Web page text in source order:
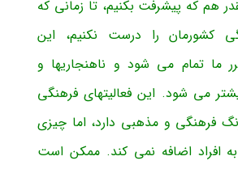
هم که پیشرفت بکنیم، تا زمانی که
کشورمان را درست نکنیم، این
ما تمام می شود و ناهنجاریها و
می شود. این فعالیتهای فرهنگی
فرهنگی و مذهبی دارد، اما چیزی
افراد اضافه نمی کند. ممکن است